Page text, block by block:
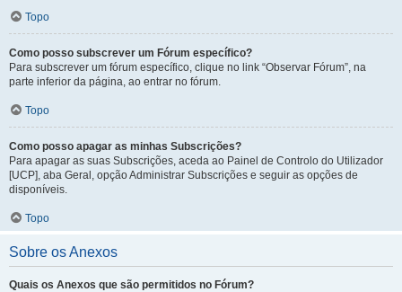
Topo
Como posso subscrever um Fórum específico?
Para subscrever um fórum específico, clique no link “Observar Fórum”, na
parte inferior da página, ao entrar no fórum.
Topo
Como posso apagar as minhas Subscrições?
Para apagar as suas Subscrições, aceda ao Painel de Controlo do Utilizador
[UCP], aba Geral, opção Administrar Subscrições e seguir as opções de
disponíveis.
Topo
Sobre os Anexos
Quais os Anexos que são permitidos no Fórum?